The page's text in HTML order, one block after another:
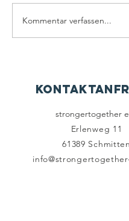
Stromgenerator ist
Tschiadiiv
Kommentar verfassen...
strongertogether
Erlenweg 11
61389 Schmitten